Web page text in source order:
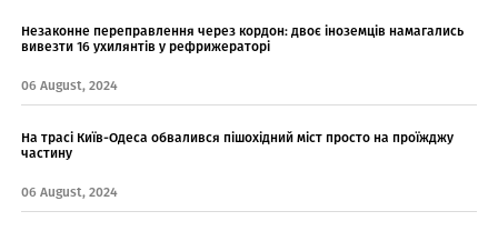
Незаконне переправлення через кордон: двоє іноземців намагались
вивезти 16 ухилянтів у рефрижераторі
06 August, 2024
На трасі Київ-Одеса обвалився пішохідний міст просто на проїжджу
частину
06 August, 2024